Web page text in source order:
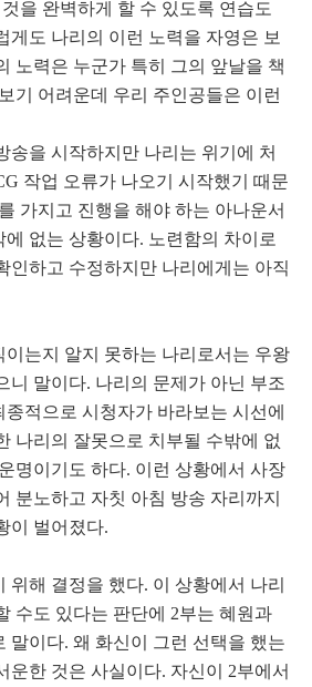
을 완벽하게 할 수 있도록 연습도
게도 나리의 이런 노력을 자영은 보
노력은 누군가 특히 그의 앞날을 책
기 어려운데 우리 주인공들은 이런
송을 시작하지만 나리는 위기에 처
작업 오류가 나오기 시작했기 때문
가지고 진행을 해야 하는 아나운서
없는 상황이다. 노련함의 차이로
인하고 수정하지만 나리에게는 아직
는지 알지 못하는 나리로서는 우왕
니 말이다. 나리의 문제가 아닌 부조
적으로 시청자가 바라보는 시선에
나리의 잘못으로 치부될 수밖에 없
명이기도 하다. 이런 상황에서 사장
분노하고 자칫 아침 방송 자리까지
이 벌어졌다.
위해 결정을 했다. 이 상황에서 나리
수도 있다는 판단에 2부는 혜원과
말이다. 왜 화신이 그런 선택을 했는
운한 것은 사실이다. 자신이 2부에서